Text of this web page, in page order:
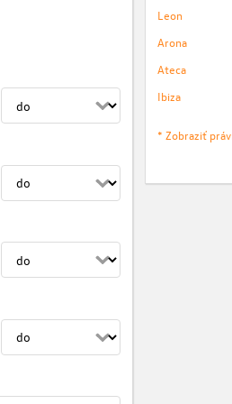
Leon
Arona
Ateca
Ibiza
* Zobraziť